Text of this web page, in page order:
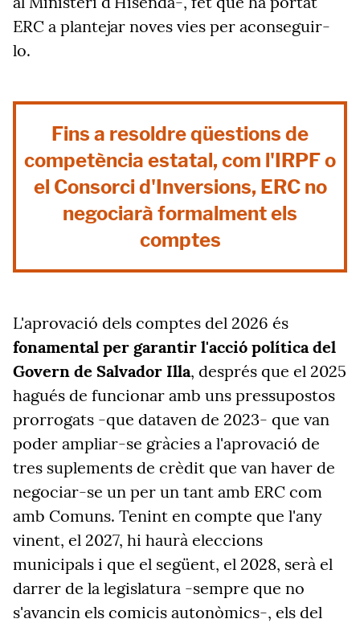
ERC a plantejar noves vies per aconseguir-
lo.
Fins a resoldre qüestions de
competència estatal, com l'IRPF o
el Consorci d'Inversions, ERC no
negociarà formalment els
comptes
L'aprovació dels comptes del 2026 és
fonamental per garantir l'acció política del
Govern de Salvador Illa, després que el 2025
hagués de funcionar amb uns pressupostos
prorrogats -que dataven de 2023- que van
poder ampliar-se gràcies a l'aprovació de
tres suplements de crèdit que van haver de
negociar-se un per un tant amb ERC com
amb Comuns. Tenint en compte que l'any
vinent, el 2027, hi haurà eleccions
municipals i que el següent, el 2028, serà el
darrer de la legislatura -sempre que no
s'avancin els comicis autonòmics-, els del